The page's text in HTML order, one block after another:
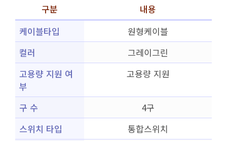
구분
내용
케이블타입
원형케이블
컬러
그레이그린
고용량 지원 여
부
고용량 지원
구 수
4구
스위치 타입
통합스위치